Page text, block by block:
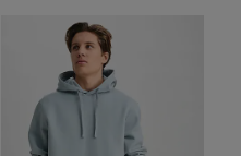
Valitse 2, maksa 44,99€